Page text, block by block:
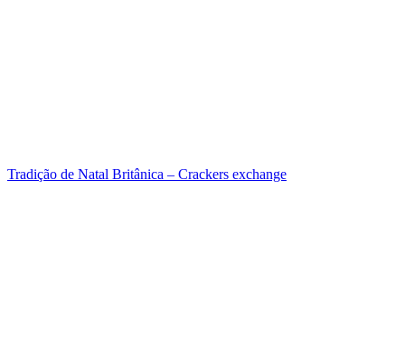
Tradição de Natal Britânica – Crackers exchange